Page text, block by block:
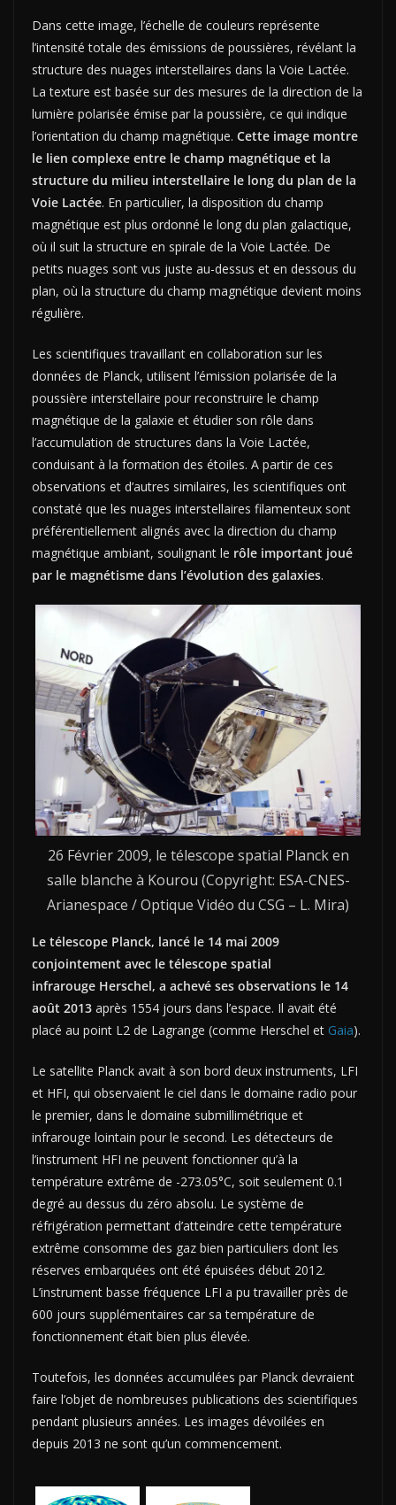
Dans cette image, l’échelle de couleurs représente
l’intensité totale des émissions de poussières, révélant la
structure des nuages ​​interstellaires dans la Voie Lactée.
La texture est basée sur des mesures de la direction de la
lumière polarisée émise par la poussière, ce qui indique
l’orientation du champ magnétique. Cette image montre
le lien complexe entre le champ magnétique et la
structure du milieu interstellaire le long du plan de la
Voie Lactée. En particulier, la disposition du champ
magnétique est plus ordonné le long du plan galactique,
où il suit la structure en spirale de la Voie Lactée. De
petits nuages ​​sont vus juste au-dessus et en dessous du
plan, où la structure du champ magnétique devient moins
régulière.
Les scientifiques travaillant en collaboration sur les
données de Planck, utilisent l’émission polarisée de la
poussière interstellaire pour reconstruire le champ
magnétique de la galaxie et étudier son rôle dans
l’accumulation de structures dans la Voie Lactée,
conduisant à la formation des étoiles. A partir de ces
observations et d’autres similaires, les scientifiques ont
constaté que les nuages ​​interstellaires filamenteux sont
préférentiellement alignés avec la direction du champ
magnétique ambiant, soulignant le rôle important joué
par le magnétisme dans l’évolution des galaxies.
26 Février 2009, le télescope spatial Planck en
salle blanche à Kourou (Copyright: ESA-CNES-
Arianespace / Optique Vidéo du CSG – L. Mira)
Le télescope Planck, lancé le 14 mai 2009
conjointement avec le télescope spatial
infrarouge Herschel, a achevé ses observations le 14
août 2013 après 1554 jours dans l’espace. Il avait été
placé au point L2 de Lagrange (comme Herschel et Gaia).
Le satellite Planck avait à son bord deux instruments, LFI
et HFI, qui observaient le ciel dans le domaine radio pour
le premier, dans le domaine submillimétrique et
infrarouge lointain pour le second. Les détecteurs de
l’instrument HFI ne peuvent fonctionner qu’à la
température extrême de -273.05°C, soit seulement 0.1
degré au dessus du zéro absolu. Le système de
réfrigération permettant d’atteindre cette température
extrême consomme des gaz bien particuliers dont les
réserves embarquées ont été épuisées début 2012.
L’instrument basse fréquence LFI a pu travailler près de
600 jours supplémentaires car sa température de
fonctionnement était bien plus élevée.
Toutefois, les données accumulées par Planck devraient
faire l’objet de nombreuses publications des scientifiques
pendant plusieurs années. Les images dévoilées en
depuis 2013 ne sont qu’un commencement.